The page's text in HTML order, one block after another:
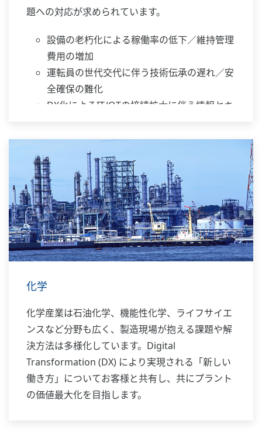
題への対応が求められています。
設備の老朽化による稼働率の低下／維持管理
費用の増加
運転員の世代交代に伴う技術伝承の遅れ／安
全確保の難化
DX化によるIT/OTの接続拡大に伴う情報セキ
YOKOGAWAは、計測・制御・情報の分野で長年
培ったノウハウをベースに、さまざまなソリュー
ションを提供してきました。
そしてこれからも、日本の産業基盤を支えるお客
様の最良のパートナーとして、24時間365日のプ
ラント安定稼働に貢献し続けるとともに、
将来の発展に向けた新たな価値を共創していきま
す。
化学
化学産業は石油化学、機能性化学、ライフサイエ
ンスなど分野も広く、製造現場が抱える課題や解
決方法は多様化しています。Digital
Transformation (DX) により実現される「新しい
働き方」についてお客様と共有し、共にプラント
の価値最大化を目指します。